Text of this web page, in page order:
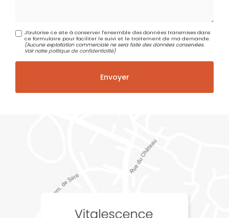
J'autorise ce site à conserver l'ensemble des données transmises dans
ce formulaire pour faciliter le suivi et le traitement de ma demande.
(Aucune exploitation commerciale ne sera faite des données conservées.
Voir notrepolitique de confidentialité)